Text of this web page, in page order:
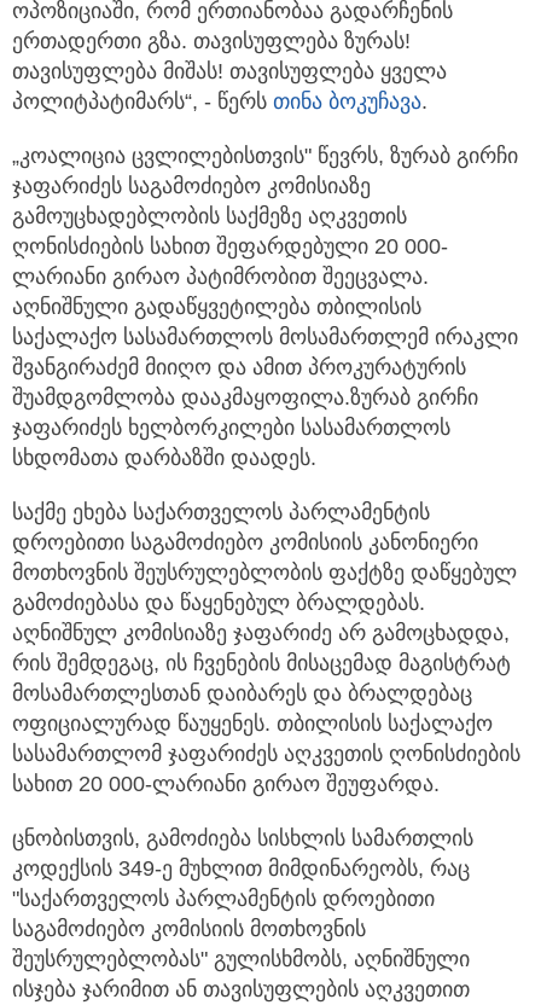
ოპოზიციაში, რომ ერთიანობაა გადარჩენის
ერთადერთი გზა. თავისუფლება ზურას!
თავისუფლება მიშას! თავისუფლება ყველა
პოლიტპატიმარს“, - წერს თინა ბოკუჩავა.
„კოალიცია ცვლილებისთვის" წევრს, ზურაბ გირჩი
ჯაფარიძეს საგამოძიებო კომისიაზე
გამოუცხადებლობის საქმეზე აღკვეთის
ღონისძიების სახით შეფარდებული 20 000-
ლარიანი გირაო პატიმრობით შეეცვალა.
აღნიშნული გადაწყვეტილება თბილისის
საქალაქო სასამართლოს მოსამართლემ ირაკლი
შვანგირაძემ მიიღო და ამით პროკურატურის
შუამდგომლობა დააკმაყოფილა.ზურაბ გირჩი
ჯაფარიძეს ხელბორკილები სასამართლოს
სხდომათა დარბაზში დაადეს.
საქმე ეხება საქართველოს პარლამენტის
დროებითი საგამოძიებო კომისიის კანონიერი
მოთხოვნის შეუსრულებლობის ფაქტზე დაწყებულ
გამოძიებასა და წაყენებულ ბრალდებას.
აღნიშნულ კომისიაზე ჯაფარიძე არ გამოცხადდა,
რის შემდეგაც, ის ჩვენების მისაცემად მაგისტრატ
მოსამართლესთან დაიბარეს და ბრალდებაც
ოფიციალურად წაუყენეს. თბილისის საქალაქო
სასამართლომ ჯაფარიძეს აღკვეთის ღონისძიების
სახით 20 000-ლარიანი გირაო შეუფარდა.
ცნობისთვის, გამოძიება სისხლის სამართლის
კოდექსის 349-ე მუხლით მიმდინარეობს, რაც
"საქართველოს პარლამენტის დროებითი
საგამოძიებო კომისიის მოთხოვნის
შეუსრულებლობას" გულისხმობს, აღნიშნული
ისჯება ჯარიმით ან თავისუფლების აღკვეთით